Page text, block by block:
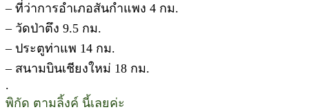
– ที่ว่าการอำเภอสันกำแพง 4 กม.
– วัดป่าตึง 9.5 กม.
– ประตูท่าแพ 14 กม.
– สนามบินเชียงใหม่ 18 กม.
.
พิกัด ตามลิ้งค์ นี้เลยค่ะ